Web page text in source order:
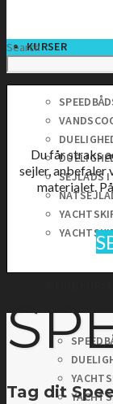
KURSER
SEJLADS I
Search
Du får straks
sejler, anbefaler
materialet.
Tag dit